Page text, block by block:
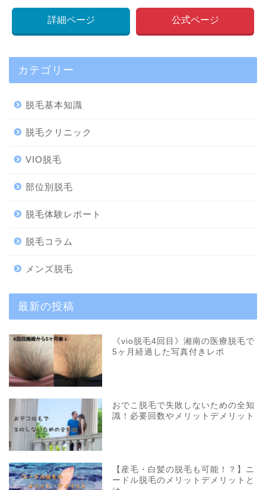
詳細ページ 公式ページ
カテゴリー
脱毛基本知識
脱毛クリニック
VIO脱毛
部位別脱毛
脱毛体験レポート
脱毛コラム
メンズ脱毛
最新の投稿
《vio脱毛4回目》湘南の医療脱毛で
5ヶ月経過した写真付きレポ
おでこ脱毛で失敗しないための全知
識！必要回数やメリットデメリット
【産毛・白髪の脱毛も可能！？】ニ
ードル脱毛のメリットデメリットと